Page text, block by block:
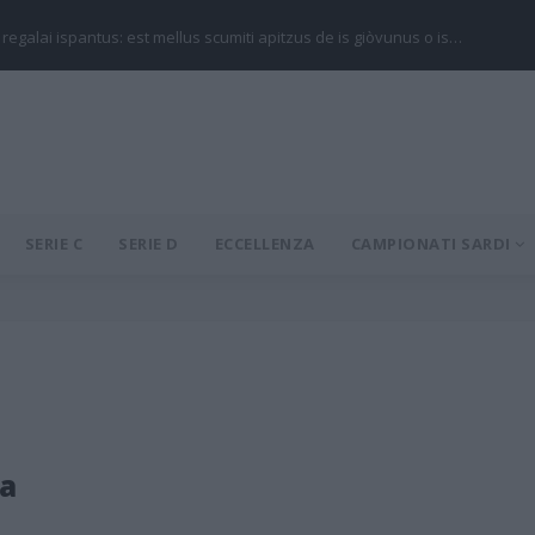
regalai ispantus: est mellus scumiti apitzus de is giòvunus o is…
SERIE C SERIE D ECCELLENZA CAMPIONATI SARDI